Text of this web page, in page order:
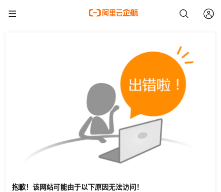
抱歉！该网站可能由于以下原因无法访问！